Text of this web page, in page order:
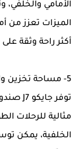
الأمامي
الميزات تعزز من
أكثر راحة وثقة
5- مساحة تخزين واسعة
مثالية للرحلات